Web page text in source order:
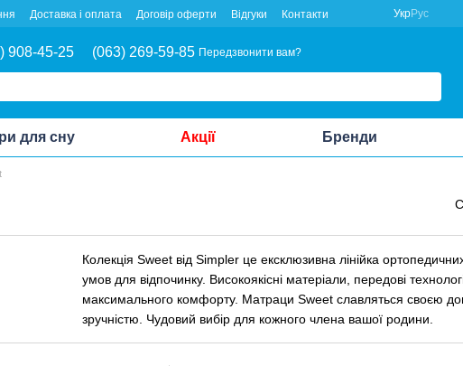
Доставка і оплата Договір оферти Відгуки Контакти УкрРус
908-45-25 (063) 269-59-85 Передзвонити вам?
для сну Акції Бренди
Колекція Sweet від Simpler це ексклюзивна лінійка
умов для відпочинку. Високоякісні матеріали, передові
максимального комфорту. Матраци Sweet славляться своєю
зручністю. Чудовий вибір для кожного члена вашої родини.